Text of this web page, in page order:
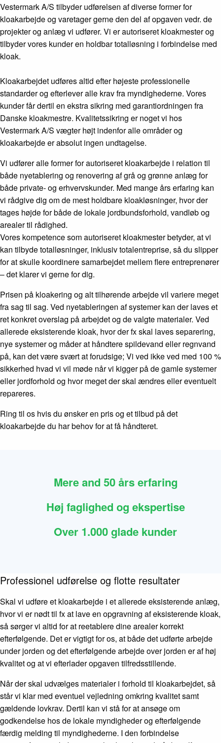
Vestermark A/S tilbyder udførelsen af diverse former for
kloakarbejde og varetager gerne den del af opgaven vedr. de
projekter og anlæg vi udfører. Vi er autoriseret kloakmester og
tilbyder vores kunder en holdbar totalløsning i forbindelse med
kloak.
Kloakarbejdet udføres altid efter højeste professionelle
standarder og efterlever alle krav fra myndighederne. Vores
kunder får dertil en ekstra sikring med garantiordningen fra
Danske kloakmestre. Kvalitetssikring er noget vi hos
Vestermark A/S vægter højt indenfor alle områder og
kloakarbejde er absolut ingen undtagelse.
Vi udfører alle former for autoriseret kloakarbejde i relation til
både nyetablering og renovering af grå og grønne anlæg for
både private- og erhvervskunder. Med mange års erfaring kan
vi rådgive dig om de mest holdbare kloakløsninger, hvor der
tages højde for både de lokale jordbundsforhold, vandløb og
arealer til rådighed.
Vores kompetence som autoriseret kloakmester betyder, at vi
kan tilbyde totalløsninger, inklusiv totalentreprise, så du slipper
for at skulle koordinere samarbejdet mellem flere entreprenører
– det klarer vi gerne for dig.
Prisen på kloakering og alt tilhørende arbejde vil variere meget
fra sag til sag. Ved nyetableringen af systemer kan der laves et
ret konkret overslag på arbejdet og de valgte materialer. Ved
allerede eksisterende kloak, hvor der fx skal laves separering,
nye systemer og måder at håndtere spildevand eller regnvand
på, kan det være svært at forudsige; Vi ved ikke ved med 100 %
sikkerhed hvad vi vil møde når vi kigger på de gamle systemer
eller jordforhold og hvor meget der skal ændres eller eventuelt
repareres.
Ring til os hvis du ønsker en pris og et tilbud på det
kloakarbejde du har behov for at få håndteret.
Mere and 50 års erfaring
Høj faglighed og ekspertise
Over 1.000 glade kunder
Professionel udførelse og flotte resultater
Skal vi udføre et kloakarbejde i et allerede eksisterende anlæg,
hvor vi er nødt til fx at lave en opgravning af eksisterende kloak,
så sørger vi altid for at reetablere dine arealer korrekt
efterfølgende. Det er vigtigt for os, at både det udførte arbejde
under jorden og det efterfølgende arbejde over jorden er af høj
kvalitet og at vi efterlader opgaven tilfredsstillende.
Når der skal udvælges materialer i forhold til kloakarbejdet, så
står vi klar med eventuel vejledning omkring kvalitet samt
gældende lovkrav. Dertil kan vi stå for at ansøge om
godkendelse hos de lokale myndigheder og efterfølgende
færdig melding til myndighederne. I den forbindelse